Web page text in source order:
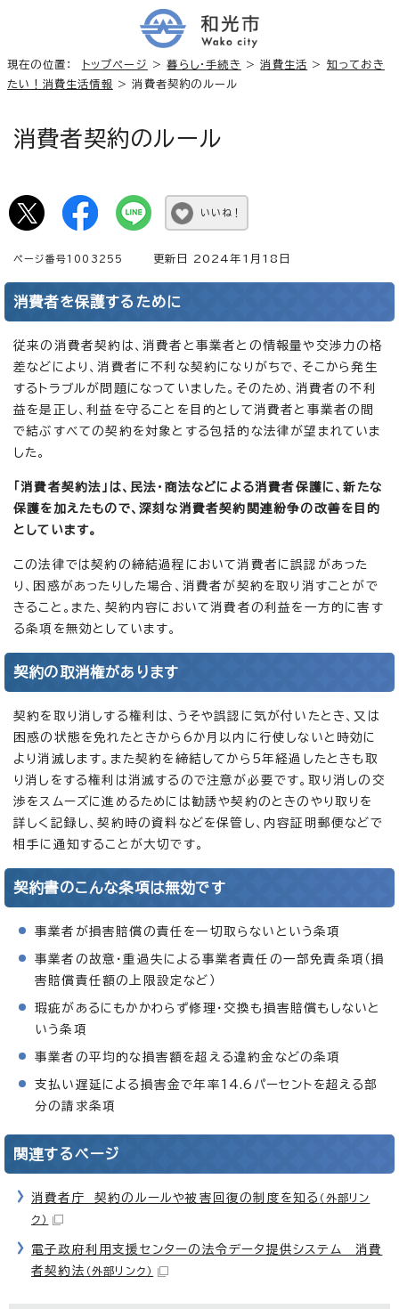
現在の位置： トップページ >暮らし・手続き >消費生活 > 知っておき
たい！消費生活情報 > 消費者契約のルール
消費者契約のルール
いいね！
ページ番号1003255 更新日 2024年1月18日
消費者を保護するために
従来の消費者契約は、消費者と事業者との情報量や交渉力の格
差などにより、消費者に不利な契約になりがちで、そこから発生
するトラブルが問題になっていました。そのため、消費者の不利
益を是正し、利益を守ることを目的として消費者と事業者の間
で結ぶすべての契約を対象とする包括的な法律が望まれていま
した。
「消費者契約法」は、民法・商法などによる消費者保護に、新たな
保護を加えたもので、深刻な消費者契約関連紛争の改善を目的
としています。
この法律では契約の締結過程において消費者に誤認があった
り、困惑があったりした場合、消費者が契約を取り消すことがで
きること。また、契約内容において消費者の利益を一方的に害す
る条項を無効としています。
契約の取消権があります
契約を取り消しする権利は、うそや誤認に気が付いたとき、又は
困惑の状態を免れたときから6か月以内に行使しないと時効に
より消滅します。また契約を締結してから5年経過したときも取
り消しをする権利は消滅するので注意が必要です。取り消しの交
渉をスムーズに進めるためには勧誘や契約のときのやり取りを
詳しく記録し、契約時の資料などを保管し、内容証明郵便などで
相手に通知することが大切です。
契約書のこんな条項は無効です
事業者が損害賠償の責任を一切取らないという条項
事業者の故意・重過失による事業者責任の一部免責条項（損
害賠償責任額の上限設定など）
瑕疵があるにもかかわらず修理・交換も損害賠償もしないと
いう条項
事業者の平均的な損害額を超える違約金などの条項
支払い遅延による損害金で年率14.6パーセントを超える部
分の請求条項
関連するページ
消費者庁 契約のルールや被害回復の制度を知る （外部リン
ク）
電子政府利用支援センターの法令データ提供システム 消費
者契約法 （外部リンク）